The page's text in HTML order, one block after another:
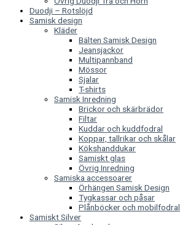
Duodji – Rotslöjd
Samisk design
Kläder
Bälten Samisk Design
Jeansjackor
Multipannband
Mössor
Sjalar
T-shirts
Samisk Inredning
Brickor och skärbrädor
Filtar
Kuddar och kuddfodral
Koppar, tallrikar och skålar
Kökshanddukar
Samiskt glas
Övrig Inredning
Samiska accessoarer
Örhängen Samisk Design
Tygkassar och påsar
Plånböcker och mobilfodral
Samiskt Silver